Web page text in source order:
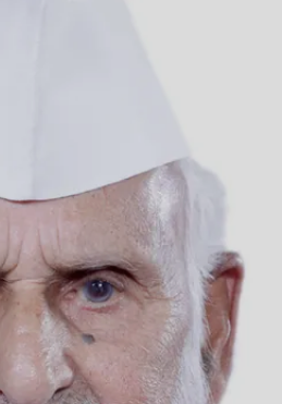
के खिलाफ कही ये बात
बर्क ने NDA के खिलाफ INDIA
सुप्रीमो मायावती और AIMIM के
ओवैसी को भी निमंत्रण दिया